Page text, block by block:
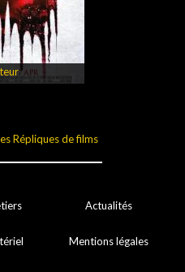
Répliques de films
Actualités
Mentions légales